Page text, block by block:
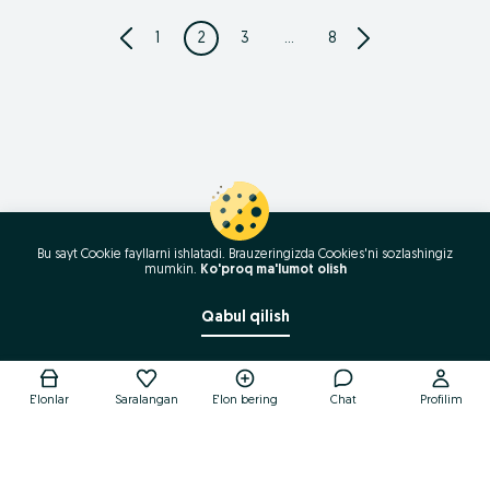
2 3 ... 8
Qo'ng'iroq / SMS
E'lonlar Saralangan E'lon bering Chat Profilim
Bu sayt Cookie fayllarni ishlatadi. Brauzeringizda Cookies'ni sozlashingiz
mumkin. Ko'proq ma'lumot olish
Qabul qilish